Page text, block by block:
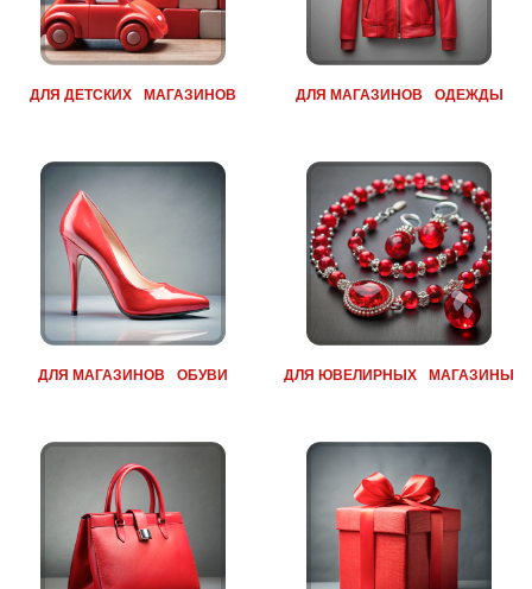
ДЛЯ МАГАЗИНОВ ОБУВИ ДЛЯ ЮВЕЛИРНЫХ МАГАЗИНЫ
ДЛЯ МАГАЗИНОВ СУМОК ДЛЯ МАГАЗИНОВ ПОДАРКОВ